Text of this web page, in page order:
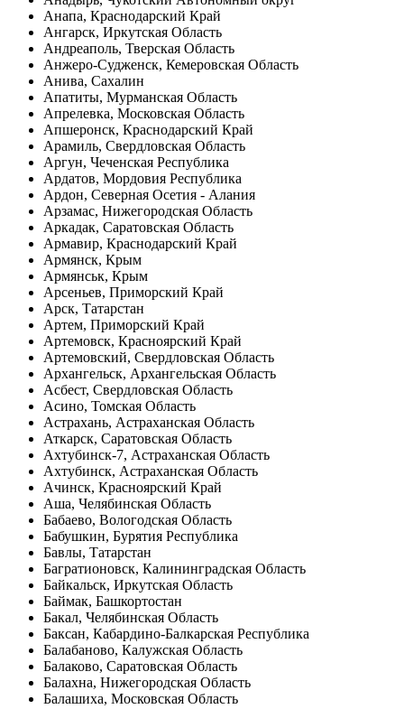
Анапа, Краснодарский Край
Ангарск, Иркутская Область
Андреаполь, Тверская Область
Анжеро-Судженск, Кемеровская Область
Анива, Сахалин
Апатиты, Мурманская Область
Апрелевка, Московская Область
Апшеронск, Краснодарский Край
Арамиль, Свердловская Область
Аргун, Чеченская Республика
Ардатов, Мордовия Республика
Ардон, Северная Осетия - Алания
Арзамас, Нижегородская Область
Аркадак, Саратовская Область
Армавир, Краснодарский Край
Армянск, Крым
Армянськ, Крым
Арсеньев, Приморский Край
Арск, Татарстан
Артем, Приморский Край
Артемовск, Красноярский Край
Артемовский, Свердловская Область
Архангельск, Архангельская Область
Асбест, Свердловская Область
Асино, Томская Область
Астрахань, Астраханская Область
Аткарск, Саратовская Область
Ахтубинск-7, Астраханская Область
Ахтубинск, Астраханская Область
Ачинск, Красноярский Край
Аша, Челябинская Область
Бабаево, Вологодская Область
Бабушкин, Бурятия Республика
Бавлы, Татарстан
Багратионовск, Калининградская Область
Байкальск, Иркутская Область
Баймак, Башкортостан
Бакал, Челябинская Область
Баксан, Кабардино-Балкарская Республика
Балабаново, Калужская Область
Балаково, Саратовская Область
Балахна, Нижегородская Область
Балашиха, Московская Область